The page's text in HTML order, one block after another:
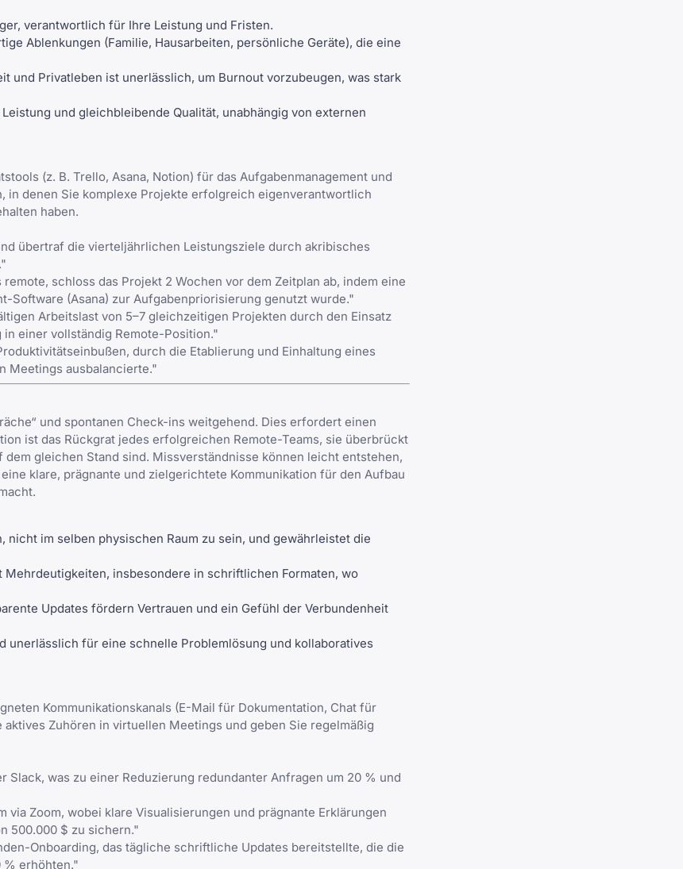
verantwortlich für Ihre Leistung und Fristen.
Ablenkungen (Familie, Hausarbeiten, persönliche Geräte), die eine
und Privatleben ist unerlässlich, um Burnout vorzubeugen, was stark
und gleichbleibende Qualität, unabhängig von externen
(z. B. Trello, Asana, Notion) für das Aufgabenmanagement und
in denen Sie komplexe Projekte erfolgreich eigenverantwortlich
haben.
übertraf die vierteljährlichen Leistungsziele durch akribisches
schloss das Projekt 2 Wochen vor dem Zeitplan ab, indem eine
(Asana) zur Aufgabenpriorisierung genutzt wurde."
Arbeitslast von 5–7 gleichzeitigen Projekten durch den Einsatz
einer vollständig Remote-Position."
durch die Etablierung und Einhaltung eines
Meetings ausbalancierte."
und spontanen Check-ins weitgehend. Dies erfordert einen
ist das Rückgrat jedes erfolgreichen Remote-Teams, sie überbrückt
gleichen Stand sind. Missverständnisse können leicht entstehen,
klare, prägnante und zielgerichtete Kommunikation für den Aufbau
nicht im selben physischen Raum zu sein, und gewährleistet die
Mehrdeutigkeiten, insbesondere in schriftlichen Formaten, wo
Updates fördern Vertrauen und ein Gefühl der Verbundenheit
unerlässlich für eine schnelle Problemlösung und kollaboratives
Kommunikationskanals (E-Mail für Dokumentation, Chat für
Zuhören in virtuellen Meetings und geben Sie regelmäßig
was zu einer Reduzierung redundanter Anfragen um 20 % und
Zoom, wobei klare Visualisierungen und prägnante Erklärungen
500.000 $ zu sichern."
Onboarding, das tägliche schriftliche Updates bereitstellte, die die
% erhöhten."